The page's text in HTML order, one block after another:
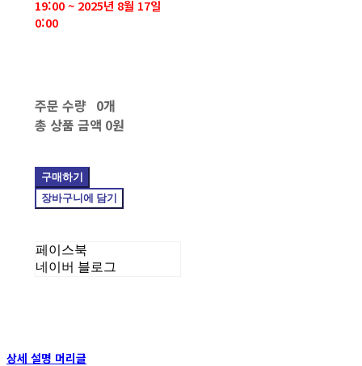
19:00 ~ 2025년 8월 17일
0:00
주문 수량 0개
총 상품 금액 0원
구매하기
장바구니에 담기
페이스북
네이버 블로그
상세 설명 머리글